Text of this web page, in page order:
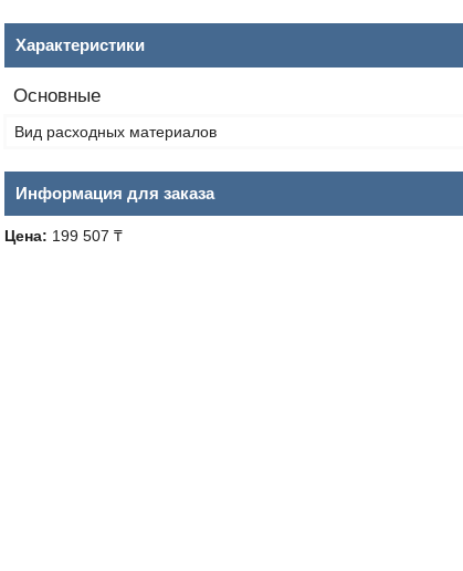
Характеристики
Основные
Вид расходных материалов
Информация для заказа
Цена: 199 507 ₸